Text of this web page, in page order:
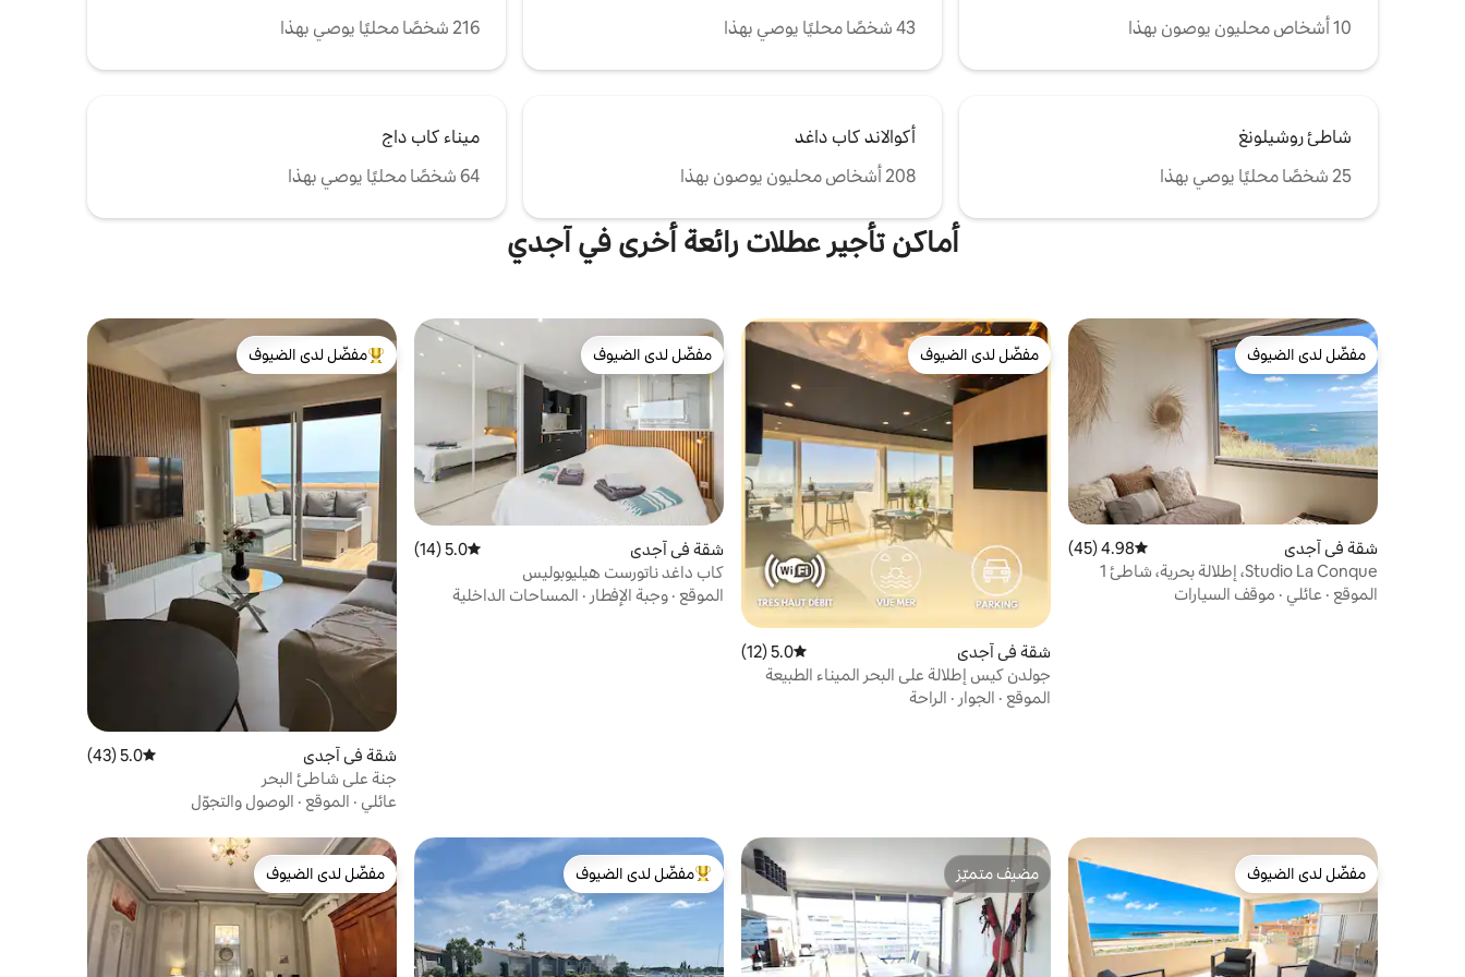
10 أشخاص محليون يوصون بهذا
43 شخصًا محليًا يوصي بهذا
216 شخصًا محليًا يوصي بهذا
شاطئ روشيلونغ
25 شخصًا محليًا يوصي بهذا
أكوالاند كاب داغد
208 أشخاص محليون يوصون بهذا
ميناء كاب داج
64 شخصًا محليًا يوصي بهذا
أماكن تأجير عطلات رائعة أخرى في آجدي
مفضّل لدى الضيوف
مفضّل لدى الضيوف
شقة في آجدي متوسط التقييم 4.98 من 5، 45 مراجعات
4.98 (45)
Studio La Conque، إطلالة بحرية، شاطئ 1
دقيقة، منطقة هادئة
الموقع · عائلي · موقف السيارات
مفضّل لدى الضيوف
مفضّل لدى الضيوف
شقة في آجدي متوسط التقييم 5.0 من 5، 12 مراجعات
5.0 (12)
جولدن كيس إطلالة على البحر الميناء الطبيعة
قرية ناتو
الموقع · الجوار · الراحة
مفضّل لدى الضيوف
مفضّل لدى الضيوف
شقة في آجدي متوسط التقييم 5.0 من 5، 14 مراجعات
5.0 (14)
كاب داغد ناتورست هيليوبوليس
الموقع · وجبة الإفطار · المساحات الداخلية
من أبرز البيوت المفضّلة لدى الضيوف
مفضّل لدى الضيوف
شقة في آجدي متوسط التقييم 5.0 من 5، 43 مراجعات
5.0 (43)
جنة على شاطئ البحر
عائلي · الموقع · الوصول والتجوّل
مفضّل لدى الضيوف
مفضّل لدى الضيوف
مضيف متميّز
مضيف متميّز
من أبرز البيوت المفضّلة لدى الضيوف
مفضّل لدى الضيوف
مفضّل لدى الضيوف
مفضّل لدى الضيوف